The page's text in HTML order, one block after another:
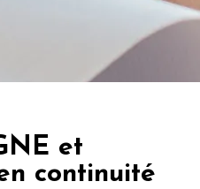
et
continuité